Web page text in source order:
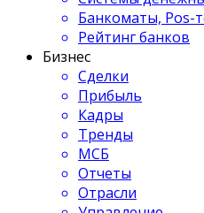
Банкоматы, Pos-
Рейтинг банков
Бизнес
Сделки
Прибыль
Кадры
Тренды
МСБ
Отчеты
Отрасли